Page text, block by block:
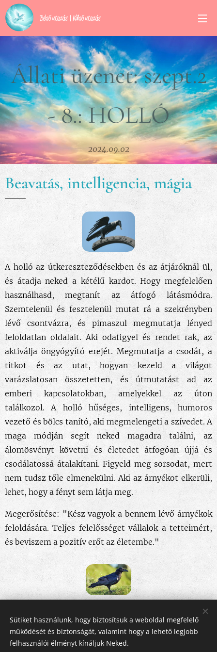
Belső utazás | Külső utazás
Állati üzenet: szept.2
- 8.: HOLLÓ
2024.09.02
Beavatás, intelligencia, mágia
A holló az útkereszteződésekben és az átjáróknál ül,
és átadja neked a kétélű kardot. Hogy megfelelően
használhasd, megtanít az átfogó látásmódra.
Szemtelenül és fesztelenül mutat rá a szekrényben
lévő csontvázra, és pimaszul megmutatja lényed
feloldatlan oldalait. Aki odafigyel és rendet rak, az
aktiválja öngyógyító erejét. Megmutatja a csodát, a
titkot és az utat, hogyan kezeld a világot
varázslatosan összetetten, és útmutatást ad az
emberi kapcsolatokban, amelyekkel az úton
találkozol. A holló hűséges, intelligens, humoros
vezető és bölcs tanító, aki megmelengeti a szívedet. A
maga módján segít neked magadra találni, az
álomösvényt követni és életedet átfogóan újjá és
csodálatossá átalakítani. Figyeld meg sorsodat, mert
nem tudsz tőle elmenekülni. Aki az árnyékot elkerüli,
lehet, hogy a fényt sem látja meg.
Megerősítése: "Kész vagyok a bennem lévő árnyékok
feloldására. Teljes felelősséget vállalok a tetteimért,
és beviszem a pozitív erőt az életembe."
Share
Sütiket használunk, hogy biztosítsuk a weboldal megfelelő
működését és biztonságát, valamint hogy a lehető legjobb
felhasználói élményt kínáljuk Neked.